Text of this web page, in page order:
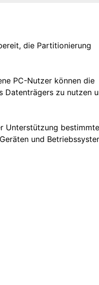
die Partitionierung
PC-Nutzer können die
Datenträgers zu nutzen
Unterstützung
und